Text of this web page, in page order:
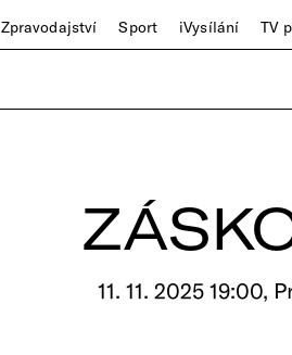
Zpravodajství Sport iVysílání TV
11. 11. 2025 19:00,